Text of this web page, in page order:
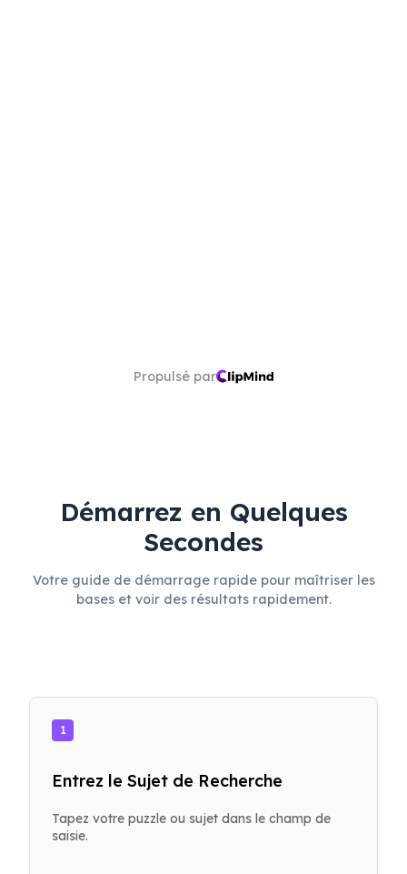
Propulsé par
Démarrez en Quelques
Secondes
Votre guide de démarrage rapide pour maîtriser les
bases et voir des résultats rapidement.
1
Entrez le Sujet de Recherche
Tapez votre puzzle ou sujet dans le champ de
saisie.